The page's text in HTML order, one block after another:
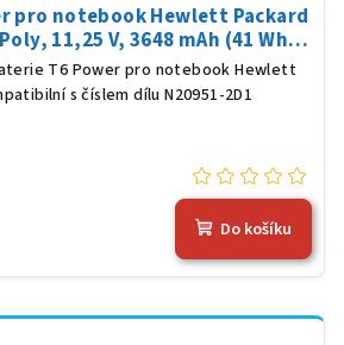
pro notebook Hewlett Packard
11,25 V, 3648 mAh (41 Wh),
černá
T6 Power pro notebook Hewlett
s číslem dílu N20951-2D1
Do košíku